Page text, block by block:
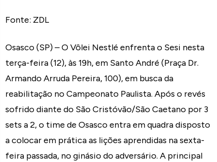
Fonte: ZDL
Osasco (SP) – O Vôlei Nestlé enfrenta o Sesi nesta
terça-feira (12), às 19h, em Santo André (Praça Dr.
Armando Arruda Pereira, 100), em busca da
reabilitação no Campeonato Paulista. Após o revés
sofrido diante do São Cristóvão/São Caetano por 3
sets a 2, o time de Osasco entra em quadra disposto
a colocar em prática as lições aprendidas na sexta-
feira passada, no ginásio do adversário. A principal